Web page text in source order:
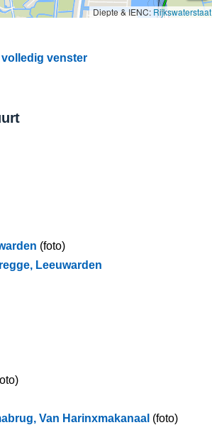
Diepte & IENC: Rijkswaterstaat
volledig venster
(foto)
Leeuwarden
Van Harinxmakanaal (foto)